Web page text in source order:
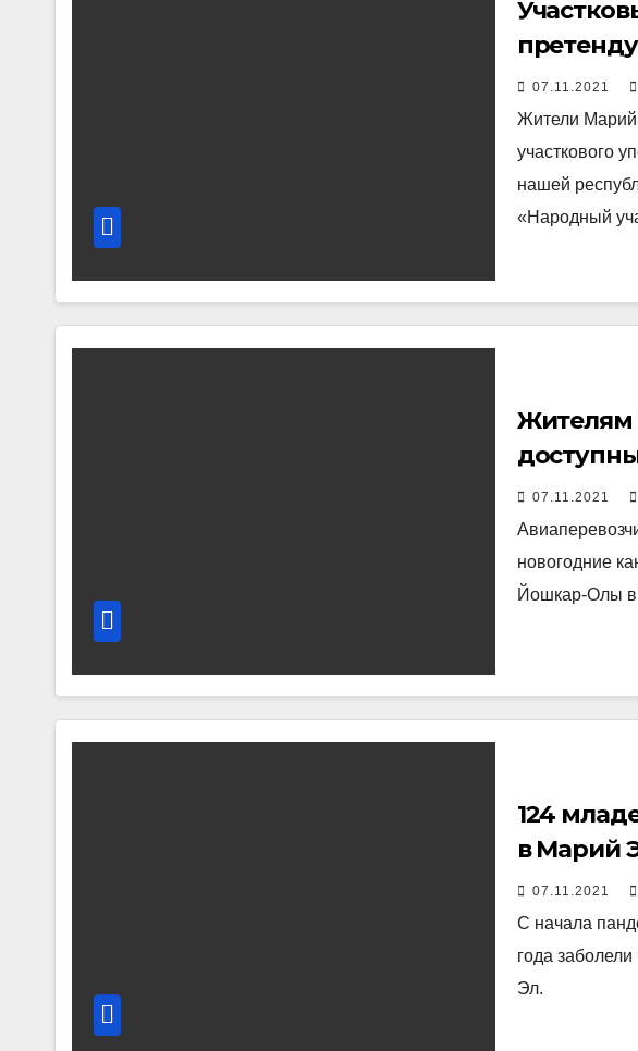
07.11.2021
Жители Марий
участкового
нашей
«Народный
Жителям
07.11.2021
новогодние
Йошкар-Олы в
124
в Марий
07.11.2021
С начала
года
Эл.